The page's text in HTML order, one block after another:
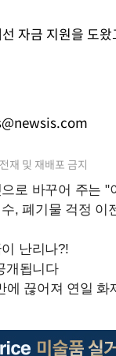
자금 지원을 도
재 및 재배포 금지